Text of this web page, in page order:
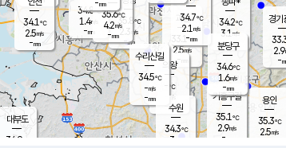
과천
33.1℃
2.5m/s
- mm
용인
35.3℃
2.5m/s
경기
2.9
-
대부도
34.9
의왕
- ℃
m/s
mm
35.8 ℃
2.3 m/s
-mm
34.8℃
1.4m/s
-mm
35.6℃
4.2m/s
-mm
34.2℃
3.1 m/s
-mm
34.7℃
2.1 m/s
-mm
기흥구갈
35.1℃
2.9m/s
-
수리산길
34.5℃
-m/s
-mm
분당구
34.6℃
1.6m/s
-mm
-mm
수원
34.3℃
3 m/s
34.1℃
2.5m/s
-mm